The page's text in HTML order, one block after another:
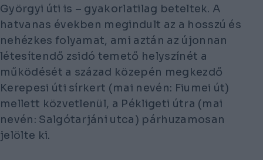
Györgyi úti is – gyakorlatilag beteltek. A
hatvanas években megindult az a hosszú és
nehézkes folyamat, ami aztán az újonnan
létesítendő zsidó temető helyszínét a
működését a század közepén megkezdő
Kerepesi úti sírkert (mai nevén: Fiumei út)
mellett közvetlenül, a Pékligeti útra (mai
nevén: Salgótarjáni utca) párhuzamosan
jelölte ki.